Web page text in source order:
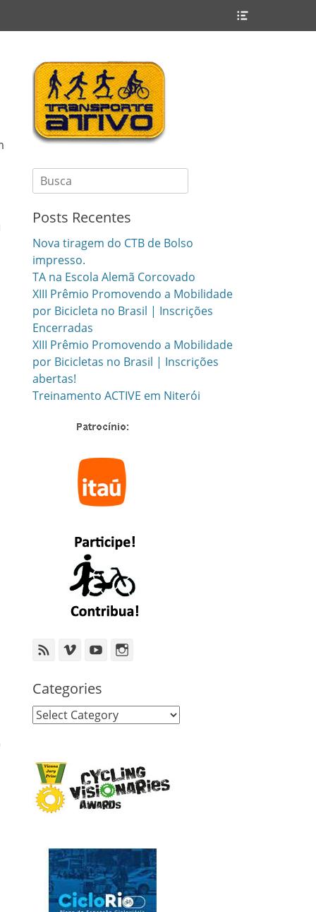
Search
for:
Posts Recentes
Nova tiragem do CTB de Bolso
impresso.
TA na Escola Alemã Corcovado
XIII Prêmio Promovendo a Mobilidade
por Bicicleta no Brasil | Inscrições
Encerradas
XIII Prêmio Promovendo a Mobilidade
por Bicicletas no Brasil | Inscrições
abertas!
Treinamento ACTIVE em Niterói
Feed VimeoYouTube
Categories
Categories